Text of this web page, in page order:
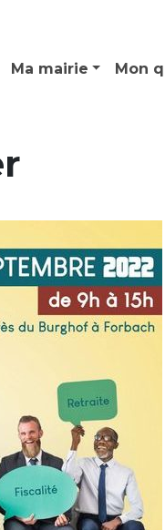
Ma mairie Mon